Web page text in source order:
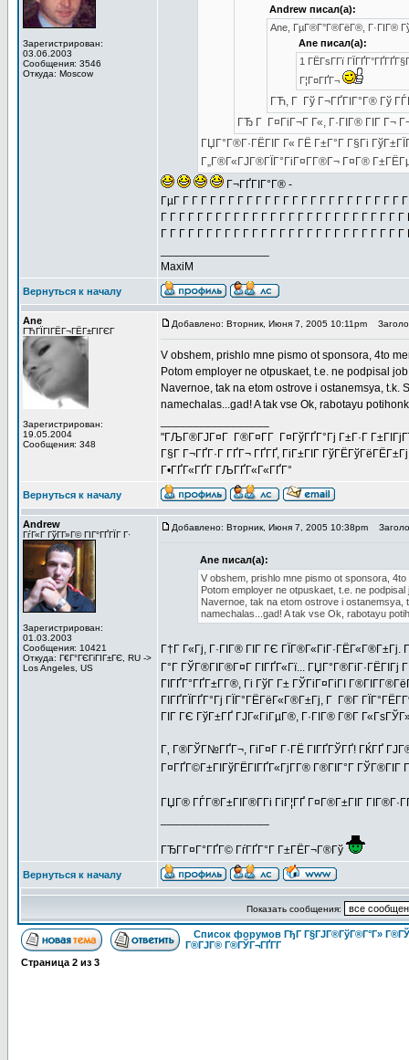
Зарегистрирован:
03.06.2003
Сообщения: 3546
Откуда: Moscow
Andrew писал(а):
Ane, ГµГ®Г°Г®ГёГ®, Г·ГІГ®
Ane писал(а):
1 ГЁГѕГ­Гї
Г¦Г¤ГҐГ¬
ГЋ, Г Гў Г¬ГҐГІГ°Г® Гў
ГЂ Г Г¤ГіГ¬Г Г«, Г·ГІГ® ГІГ Г¬
ГЏГ°Г®Г·ГЁГІГ Г« ГЁ Г±Г°Г Г§Гі
Г„Г®Г«ГЈГ®ГЇГ°ГіГ¤Г­Г®Г¬ Г¤Г®
Г¬ГҐГІГ°Г® -
ГµГ Г Г Г Г Г Г Г Г Г Г Г Г Г Г Г Г Г Г Г Г Г Г Г Г
Г Г Г Г Г Г Г Г Г Г Г Г Г Г Г Г Г Г Г Г Г Г Г Г Г Г
Г Г Г Г Г Г Г Г Г Г Г Г Г Г Г Г Г Г Г Г Г Г Г Г Г Г
MaxiM
Вернуться к началу
Ane
ГЋГЇГІГЁГ¬ГЁГ±ГІГЄГ
Зарегистрирован:
19.05.2004
Сообщения: 348
Добавлено: Вторник, Июня 7, 2005 10:11pm
V obshem, prishlo mne pismo ot sponsora, 4to
Potom employer ne otpuskaet, t.e. ne podpisal
Navernoe, tak na etom ostrove i ostanemsya,
namechalas...gad! A tak vse Ok, rabotayu
"ГЉГ®ГЈГ¤Г Г®Г¤Г­Г Г¤ГўГҐГ°Гј Г±Г·Г
Г§Г Г¬ГҐГ·Г ГҐГ¬ ГҐГҐ, ГіГ±ГІГ
Г•ГҐГ«ГҐГ­ ГЉГҐГ«Г«ГҐГ°
Вернуться к началу
Andrew
ГѓГ«Г ГўГ­Г»Г© ГІГ°ГҐГЇГ Г·
Зарегистрирован:
01.03.2003
Сообщения: 10421
Откуда: Г€Г°ГЄГіГІГ±ГЄ, RU ->
Los Angeles, US
Добавлено: Вторник, Июня 7, 2005 10:38pm
Ane писал(а):
V obshem, prishlo mne pismo ot sponsora,
Potom employer ne otpuskaet, t.e. ne
Navernoe, tak na etom ostrove i ostanemsya,
namechalas...gad! A tak vse Ok, rabotayu
Г†Г Г«Гј, Г·ГІГ® ГІГ ГЄ
Г°Г ГЎГ®ГІГ®Г¤Г ГІГҐГ«Гї...
ГІГҐГ°ГҐГ±Г­Г®, Гі ГўГ Г± ГЎГіГ¤ГіГІ
ГІГҐГЇГҐГ°Гј ГЇГ°ГЁГёГ«Г®Г±Гј, Г Г®Г­
ГІГ ГЄ ГўГ±ГҐ ГЈГ«ГіГµГ®, Г·ГІГ® Г®Г­
Г‚ Г®ГЎГ№ГҐГ¬, ГіГ¤Г Г·ГЁ ГІГҐГЎГҐ! ГЌГҐ
Г¤ГҐГ©Г±ГІГўГЁГІГҐГ«ГјГ­Г® Г®ГІГ°Г ГЎГ®ГІГ
ГЏГ® ГЃГ®Г±ГІГ®Г­Гі ГіГ¦ГҐ Г¤Г®Г±ГІГ
ГЂГ­Г¤Г°ГҐГ© ГѓГҐГ°Г Г±ГЁГ¬Г®Гў
Вернуться к началу
Показать сообщения:
Список форумов ГђГ Г§ГЈГ®ГўГ®Г°Г»
Г®ГЈГ® Г®ГЎГ¬ГҐГ­Г
Страница 2 из 3